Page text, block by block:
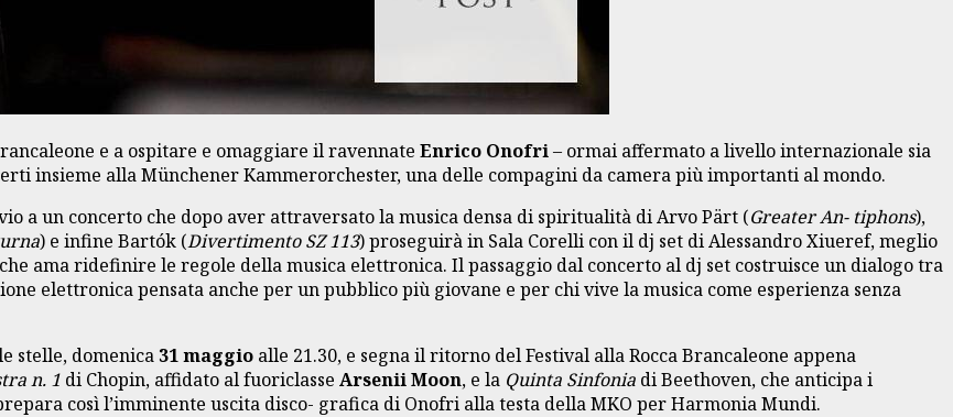
e a ospitare e omaggiare il ravennate Enrico Onofri– ormai affermato a livello internazionale sia
insieme alla Münchener Kammerorchester, una delle compagini da camera più importanti al mondo.
a un concerto che dopo aver attraversato la musica densa di spiritualità di Arvo Pärt (Greater An- tiphons),
) e infine Bartók (Divertimento SZ 113) proseguirà in Sala Corelli con il dj set di Alessandro Xiueref, meglio
ama ridefinire le regole della musica elettronica. Il passaggio dal concerto al dj set costruisce un dialogo tra
elettronica pensata anche per un pubblico più giovane e per chi vive la musica come esperienza senza
stelle, domenica 31 maggio alle 21.30, e segna il ritorno del Festival alla Rocca Brancaleone appena
n. 1 di Chopin, affidato al fuoriclasse Arsenii Moon, e la Quinta Sinfonia di Beethoven, che anticipa i
così l’imminente uscita disco- grafica di Onofri alla testa della MKO per Harmonia Mundi.